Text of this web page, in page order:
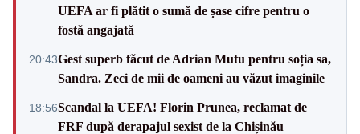
UEFA ar fi plătit o sumă de șase cifre pentru o
fostă angajată
20:43Gest superb făcut de Adrian Mutu pentru soția sa,
Sandra. Zeci de mii de oameni au văzut imaginile
18:56Scandal la UEFA! Florin Prunea, reclamat de
FRF după derapajul sexist de la Chișinău